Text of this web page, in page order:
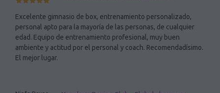
Excelente gimnasio de box, entrenamiento personalizado,
personal apto para la mayoría de las personas, de cualquier
edad. Equipo de entrenamiento profesional, muy buen
ambiente y actitud por el personal y coach. Recomendadísimo.
El mejor lugar.